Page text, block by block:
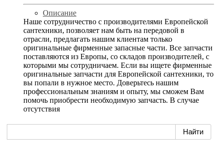
Описание
Наше сотрудничество с производителями Европейской
сантехники, позволяет нам быть на передовой в
отрасли, предлагать нашим клиентам только
оригинальные фирменные запасные части. Все запчасти
поставляются из Европы, со складов производителей, с
которыми мы сотрудничаем. Если вы ищете фирменные
оригинальные запчасти для Европейской сантехники, то
вы попали в нужное место. Доверьтесь нашим
профессиональным знаниям и опыту, мы сможем Вам
помочь приобрести необходимую запчасть. В случае
отсутствия